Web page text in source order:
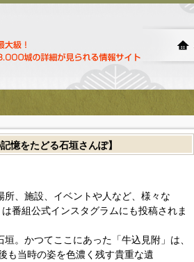
憶をたどる石垣さんぽ】
所、施設、イベントや人など、様々な
番組公式インスタグラムにも投稿されま
。かつてここにあった「牛込見附」は、
も当時の姿を色濃く残す貴重な遺